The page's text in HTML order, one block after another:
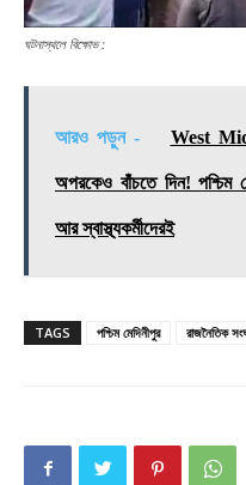
ঘটনাস্থলে বিক্ষোভ :
আরও পড়ুন - West
অপরকেও বাঁচতে দিন! পশ্চিম
আর স্বাস্থ্যকর্মীদেরই
TAGS পশ্চিম মেদিনীপুর রাজনৈতিক